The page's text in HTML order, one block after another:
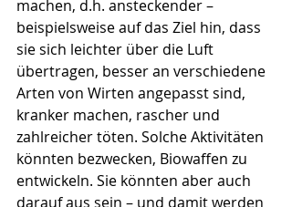
machen, d.h. ansteckender –
beispielsweise auf das Ziel hin, dass
sie sich leichter über die Luft
übertragen, besser an verschiedene
Arten von Wirten angepasst sind,
kran­ker machen, rascher und
zahlreicher töten. Solche Aktivi­täten
könnten bezwecken, Biowaffen zu
entwickeln. Sie könnten aber auch
darauf aus sein – und damit werden